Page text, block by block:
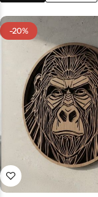
-20%